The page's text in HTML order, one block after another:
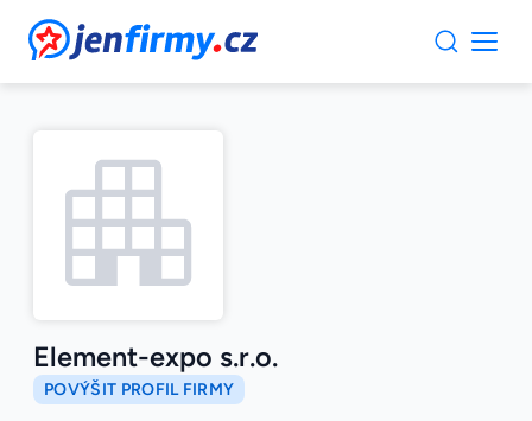
JenFirmy.cz
Element-expo s.r.o.
POVÝŠIT PROFIL FIRMY